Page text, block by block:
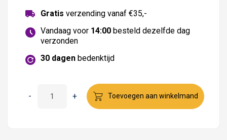
Gratis verzending vanaf €35,-
Vandaag voor 14:00 besteld dezelfde dag
verzonden
30 dagen bedenktijd
- + Toevoegen aan winkelmand